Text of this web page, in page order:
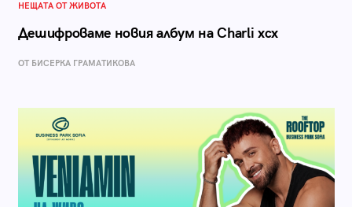
НЕЩАТА ОТ ЖИВОТА
Дешифроваме новия албум на Charli xcx
ОТ БИСЕРКА ГРАМАТИКОВА